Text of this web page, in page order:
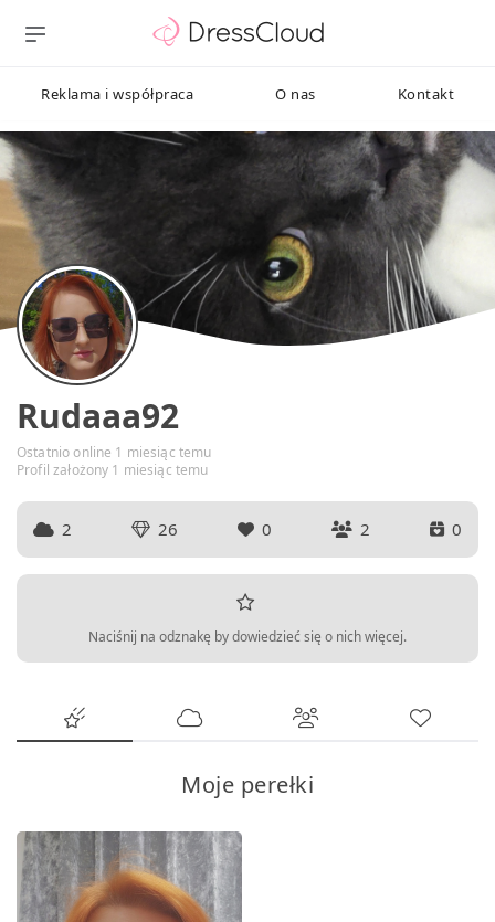
Reklama i współpraca O nas Kontakt
Rudaaa92
Ostatnio online 1 miesiąc temu
Profil założony 1 miesiąc temu
2 26 0 2 0
Naciśnij na odznakę by dowiedzieć się o nich więcej.
Moje perełki